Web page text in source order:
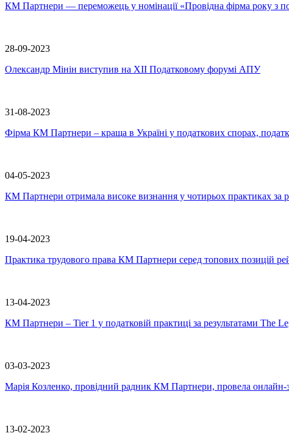
КМ Партнери — переможець у номінації «Провідна фірма року з
28-09-2023
Олександр Мінін виступив на ХІІ Податковому форумі АПУ
31-08-2023
Фірма КМ Партнери – краща в Україні у податкових спорах,
04-05-2023
КМ Партнери отримала високе визнання у чотирьох практиках за
19-04-2023
Практика трудового права КМ Партнери серед топових позицій
13-04-2023
КМ Партнери – Tier 1 у податковій практиці за результатами The
03-03-2023
Марія Козленко, провідний радник КМ Партнери, провела
13-02-2023